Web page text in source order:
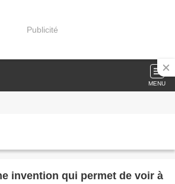
Publicité
MENU
invention qui permet de voir à